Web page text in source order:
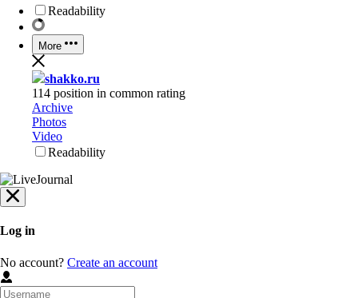
Readability
More
shakko.ru
114 position in common rating
Archive
Photos
Video
Readability
Log in
No account? Create an account